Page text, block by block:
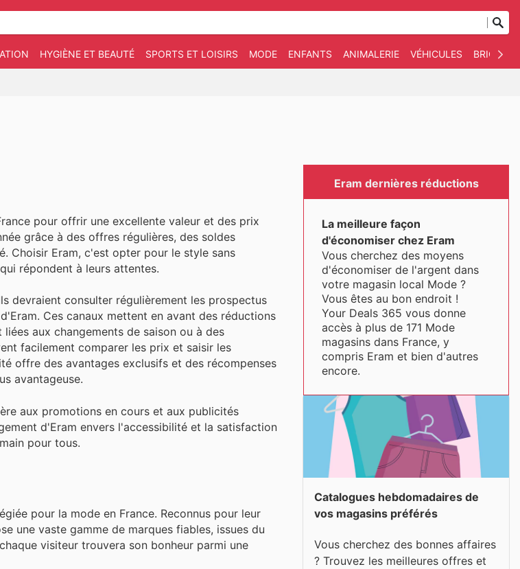
HYGIÈNE ET BEAUTÉ SPORTS ET LOISIRS MODE ENFANTS ANIMALERIE VÉHICULES
pour offrir une excellente valeur et des prix
grâce à des offres régulières, des soldes
Choisir Eram, c'est opter pour le style sans
répondent à leurs attentes.
devraient consulter régulièrement les prospectus
Ces canaux mettent en avant des réductions
aux changements de saison ou à des
facilement comparer les prix et saisir les
offre des avantages exclusifs et des récompenses
avantageuse.
aux promotions en cours et aux publicités
d'Eram envers l'accessibilité et la satisfaction
pour tous.
pour la mode en France. Reconnus pour leur
une vaste gamme de marques fiables, issues du
visiteur trouvera son bonheur parmi une
Eram dernières réductions
La meilleure façon
d'économiser chez Eram
Vous cherchez des moyens
d'économiser de l'argent dans
votre magasin local Mode ?
Vous êtes au bon endroit !
Your Deals 365 vous donne
accès à plus de 171 Mode
magasins dans France, y
compris Eram et bien d'autres
encore.
Catalogues hebdomadaires de
vos magasins préférés
Vous cherchez des bonnes affaires
? Trouvez les meilleures offres et